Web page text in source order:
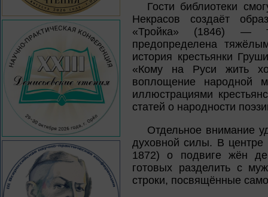
Гости библиотеки
Некрасов создаёт
«Тройка» (1846) —
предопределена
история крестьянки
«Кому на Руси жить
воплощение народной
иллюстрациями
статей о народности
Отдельное внимание
духовной силы. В
1872) о подвиге жён
готовых разделить с
строки, посвящённые